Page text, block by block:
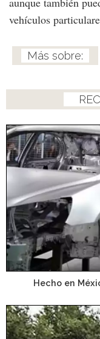
vehículos
Hecho en